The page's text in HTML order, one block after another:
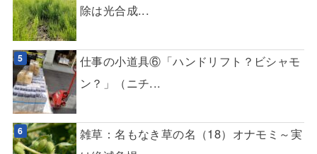
除は光合成...
仕事の小道具⑥「ハンドリフト？ビシャモ
ン？」（ニチ...
雑草：名もなき草の名（18）オナモミ～実